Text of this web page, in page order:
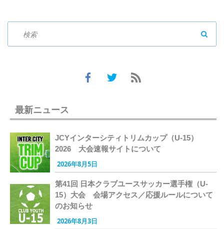
最新ニュース
JCYインターシティトリムカップ（U-15）
2026 大会速報サイトについて
2026年8月5日
第41回 日本クラブユースサッカー選手権（U-
15）大会 会場アクセス／応援ルールについて
のお知らせ
2026年8月3日